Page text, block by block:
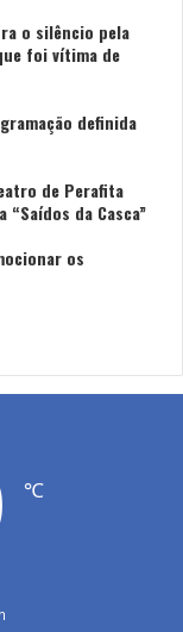
o silêncio pela
foi vítima de
definida
de Perafita
da Casca”
os
℃